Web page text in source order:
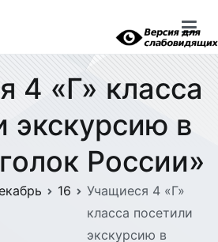
4 «Г» класса
экскурсию в
России»
16
Учащиеся 4 «Г»
класса посетили
экскурсию в